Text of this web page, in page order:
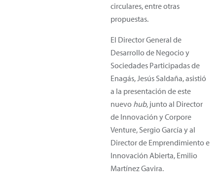
circulares, entre otras
propuestas.
El Director General de
Desarrollo de Negocio y
Sociedades Participadas de
Enagás, Jesús Saldaña, asistió
a la presentación de este
nuevo hub, junto al Director
de Innovación y Corpore
Venture, Sergio García y al
Director de Emprendimiento e
Innovación Abierta, Emilio
Martínez Gavira.